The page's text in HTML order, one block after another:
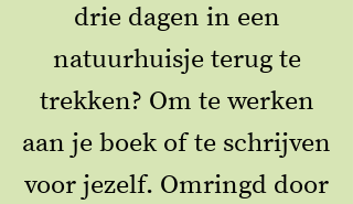
drie dagen in een
natuurhuisje terug te
trekken? Om te werken
aan je boek of te schrijven
voor jezelf. Omringd door